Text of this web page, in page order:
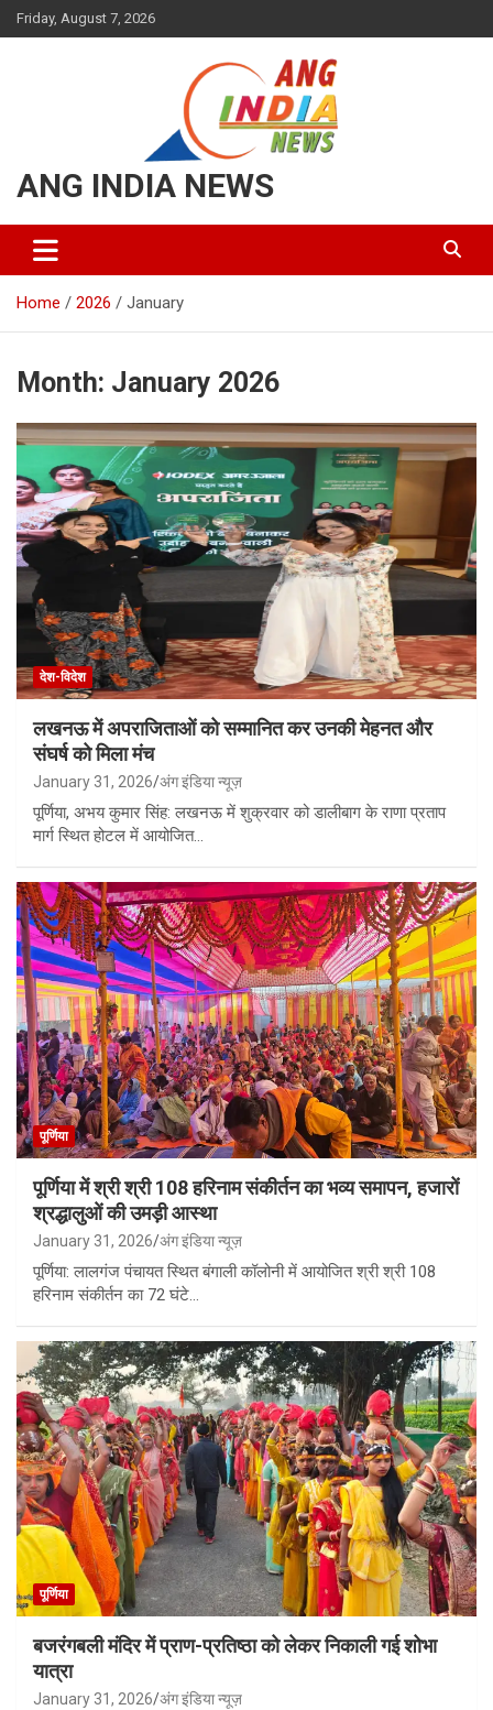
Friday, August 7, 2026
ANG INDIA NEWS
Home 2026 January
Month: January 2026
देश-विदेश
लखनऊ में अपराजिताओं को सम्मानित कर उनकी मेहनत और
संघर्ष को मिला मंच
January 31, 2026 अंग इंडिया न्यूज़
पूर्णिया, अभय कुमार सिंह: लखनऊ में शुक्रवार को डालीबाग के राणा प्रताप
मार्ग स्थित होटल में आयोजित…
पूर्णिया
पूर्णिया में श्री श्री 108 हरिनाम संकीर्तन का भव्य समापन, हजारों
श्रद्धालुओं की उमड़ी आस्था
January 31, 2026 अंग इंडिया न्यूज़
पूर्णिया: लालगंज पंचायत स्थित बंगाली कॉलोनी में आयोजित श्री श्री 108
हरिनाम संकीर्तन का 72 घंटे…
पूर्णिया
बजरंगबली मंदिर में प्राण-प्रतिष्ठा को लेकर निकाली गई शोभा
यात्रा
January 31, 2026 अंग इंडिया न्यूज़